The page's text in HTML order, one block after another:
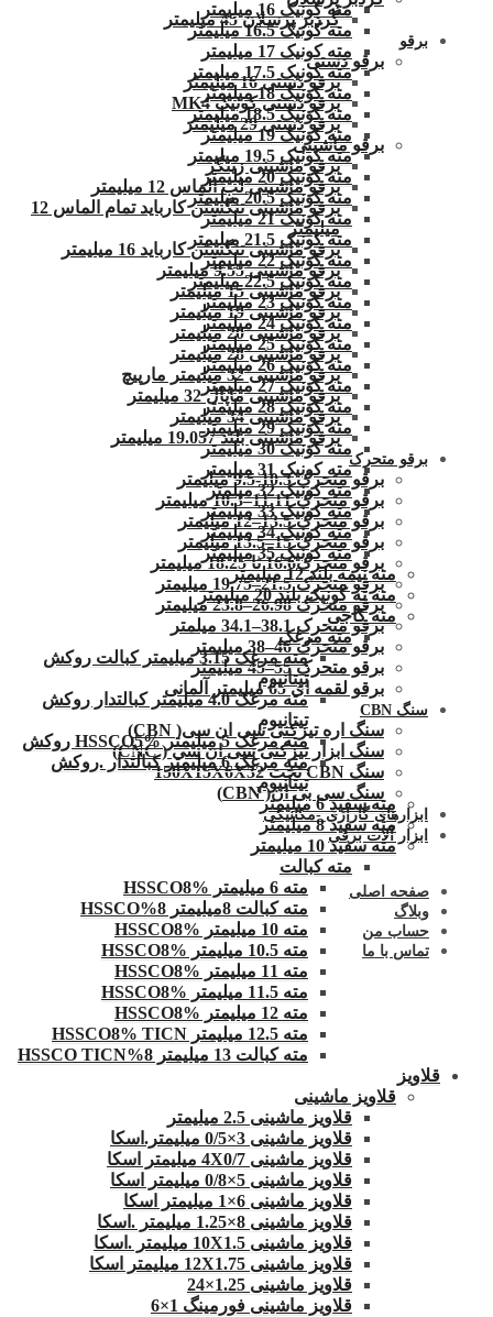
گردبر پرسلان 45 میلیمتر
برقو
برقو دستی
برقو دستی 16 میلیمتر
برقو دستی کونیک MK4
برقو دستی 29 میلیمتر
برقو ماشینی
برقو ماشینی زینگر
برقو ماشینی لب الماس 12 میلیمتر
برقو ماشینی تنگستن کارباید تمام الماس 12
میلیمتر
برقو ماشینی تنگستن کارباید 16 میلیمتر
برقو ماشینی 9.55 میلیمتر
برقو ماشینی 15 میلیمتر
برقو ماشینی 19 میلیمتر
برقو ماشینی 20 میلیمتر
برقو ماشینی 28 میلیمتر
برقو ماشینی 32 میلیمتر مارپیچ
برقو ماشینی ماپال 32 میلیمتر
برقو ماشینی 34 میلیمتر
برقو ماشینی بلند 19.057 میلیمتر
برقو متحرک
برقو متحرک 10.3-9.5 میلیمتر
برقو متحرک 11.11–10.3 میلیمتر
برقو متحرک 13.5–12 میلیمتر
برقو متحرک 15–13.5 میلیمتر
برقو متحرک16.6 تا 18.25 میلیمتر
برقو متحرک 21.5–19.75 میلیمتر
برقو متحرک 26.98–23.8 میلیمتر
برقو متحرک 38.1–34.1 میلمتر
برقو متحرک 46–38 میلیمتر
برقو متحرک 55–45 میلیمتر
برقو لقمه ای 65 میلیمتر آلمانی
سنگ CBN
سنگ اره تیزکنی سی ان سی( CBN)
سنگ ابزار تیزکنی سی ان سی ( CNC)
سنگ CBN تخت 150X15X6X32
سنگ سی بی ان( CBN)
ابزارهای گاراژی -مکانیکی
ابزار آلات برقی
صفحه اصلی
وبلاگ
حساب من
تماس با ما
مته کونیک 16 میلیمتر
مته کونیک 16.5 میلیمتر
مته کونیک 17 میلیمتر
مته کونیک 17.5 میلیمتر
مته کونیک 18 میلیمتر
مته کونیک 18.5 میلیمتر
مته کونیک 19 میلیمتر
مته کونیک 19.5 میلیمتر
مته کونیک 20 میلیمتر
مته کونیک 20.5 میلیمتر
مته کونیک 21 میلیمتر
مته کونیک 21.5 میلیمتر
مته کونیک 22 میلیمتر
مته کونیک 22.5 میلیمتر
مته کونیک 23 میلیمتر
مته کونیک 24 میلیمتر
مته کونیک 25 میلیمتر
مته کونیک 26 میلیمتر
مته کونیک 27 میلیمتر
مته کونیک 28 میلیمتر
مته کونیک 29 میلیمتر
مته کونیک 30 میلیمتر
مته کونیک 31 میلیمتر
مته کونیک 32 میلمتر
مته کونیک 33 میلیمتر
مته کونیک 34 میلیمتر
مته کونیک 35 میلیمتر
مته نیمه بلند 12 میلیمتر
مته ته کونیک بلند 20 میلیمتر
مته کاجی
مته مرغک
مته مرغک 3.15 میلیمتر کبالت روکش
تیتانیوم
مته مرغک 4.0 میلیمتر کبالتدار روکش
تیتانیوم
مته مرغک 5 میلیمتر HSSCO5% روکش
مته مرغک 6 میلیمتر کبالتدار .روکش
تیتانیوم
مته سفید 6 میلیمتر
مته سفید 8 میلیمتر
مته سفید 10 میلیمتر
مته کبالت
مته 6 میلیمتر HSSCO8%
مته کبالت 8میلیمتر 8%HSSCO
مته 10 میلیمتر HSSCO8%
مته 10.5 میلیمتر HSSCO8%
مته 11 میلیمتر HSSCO8%
مته 11.5 میلیمتر HSSCO8%
مته 12 میلیمتر HSSCO8%
مته 12.5 میلیمتر HSSCO8% TICN
مته کبالت 13 میلیمتر 8%HSSCO TICN
قلاویز
قلاویز ماشینی
قلاویز ماشینی 2.5 میلیمتر
قلاویز ماشینی 3×0/5 میلیمتر.اسکا
قلاویز ماشینی 4X0/7 میلیمتر اسکا
قلاویز ماشینی 5×0/8 میلیمتر اسکا
قلاویز ماشینی 6×1 میلیمتر اسکا
قلاویز ماشینی 8×1.25 میلیمتر .اسکا
قلاویز ماشینی 10X1.5 میلیمتر .اسکا
قلاویز ماشینی 12X1.75 میلیمتر اسکا
قلاویز ماشینی 1.25×24
قلاویز ماشینی فورمینگ 1×6